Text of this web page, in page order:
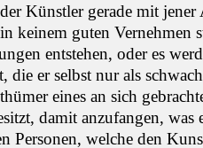
Künstler gerade mit
keinem guten Vernehmen
entstehen, oder es
die er selbst nur als
eines an sich
damit anzufangen, was
Personen, welche den